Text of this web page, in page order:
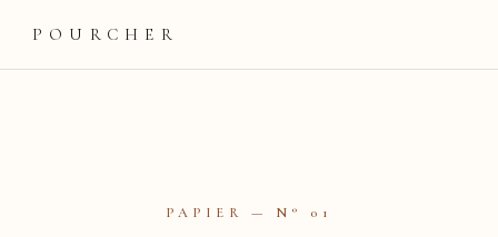
POURCHER
PAPIER — N° 01